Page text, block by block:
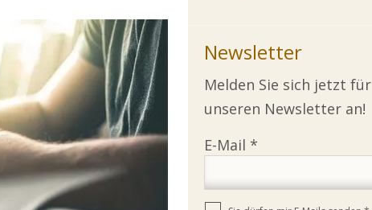
Newsletter
Melden Sie sich jetzt für
unseren Newsletter an!